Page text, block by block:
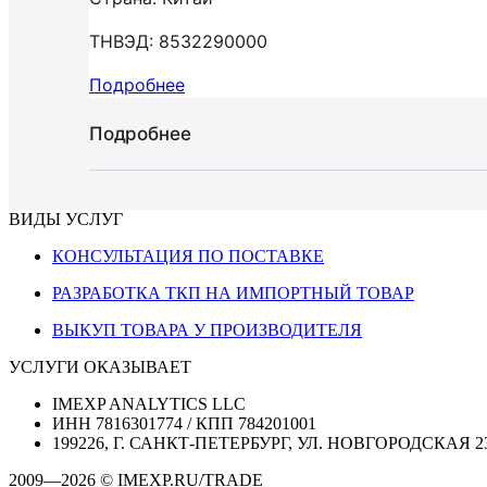
ТНВЭД: 8532290000
Подробнее
Подробнее
ВИДЫ УСЛУГ
КОНСУЛЬТАЦИЯ ПО ПОСТАВКЕ
РАЗРАБОТКА ТКП НА ИМПОРТНЫЙ ТОВАР
ВЫКУП ТОВАРА У ПРОИЗВОДИТЕЛЯ
УСЛУГИ ОКАЗЫВАЕТ
IMEXP ANALYTICS LLC
ИНН 7816301774 / КПП 784201001
199226, Г. САНКТ-ПЕТЕРБУРГ, УЛ. НОВГОРОДСКАЯ
2009—2026 © IMEXP.RU/TRADE